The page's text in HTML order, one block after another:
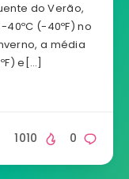
do Verão,
40ºC (-40ºF) no
a média
e[…]
0
1010